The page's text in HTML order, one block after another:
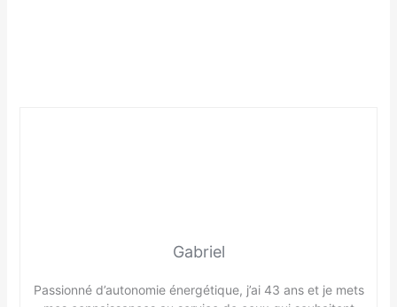
Gabriel
Passionné d’autonomie énergétique, j’ai 43 ans et je mets